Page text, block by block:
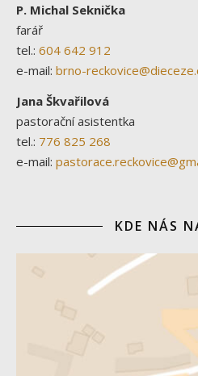
P. Michal Seknička
farář
tel.: 604 642 912
e-mail: brno-
Jana Škvařilová
pastorační asistentka
tel.: 776 825 268
e-mail:
KDE NÁS